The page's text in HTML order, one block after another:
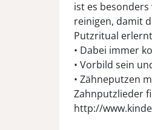
ist es besonders
reinigen, damit
Putzritual
• Dabei immer
• Vorbild sein
• Zähneputzen
Zahnputzlieder
http://